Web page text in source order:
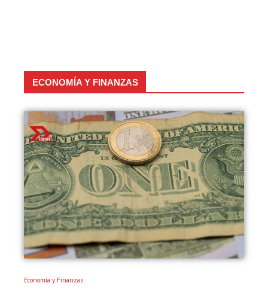
ECONOMÍA Y FINANZAS
Economía y Finanzas